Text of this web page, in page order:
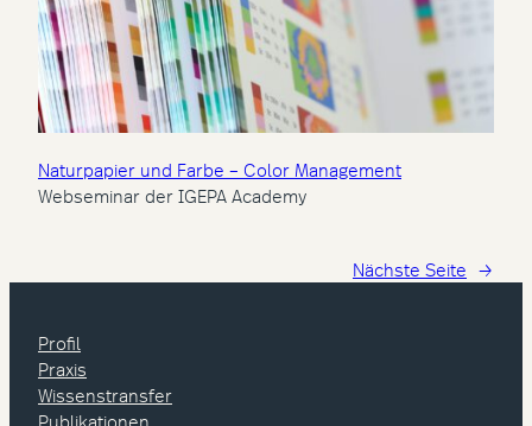
Naturpapier und Farbe – Color Management
Webseminar der IGEPA Academy
Nächste Seite →
Profil
Praxis
Wissenstransfer
Publikationen